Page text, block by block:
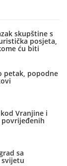
skupštine s
posjeta,
ću biti
petak, popodne
Vranjine i
povrijeđenih
sa